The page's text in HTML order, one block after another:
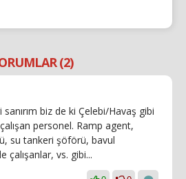
(2)
biz de ki Çelebi/Havaş gibi
personel. Ramp agent,
su tankeri şöförü, bavul
çalışanlar, vs. gibi...